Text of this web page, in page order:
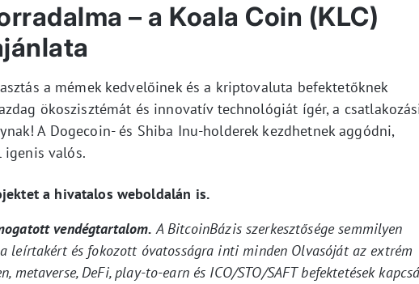
– a Koala Coin (KLC)
a mémek kedvelőinek és a kriptovaluta befektetőknek
ökoszisztémát és innovatív technológiát ígér, a
A Dogecoin- és Shiba Inu-holderek kezdhetnek aggódni,
igenis valós.
a hivatalos weboldalán is.
vendégtartalom. A BitcoinBázis szerkesztősége semmilyen
leírtakért és fokozott óvatosságra inti minden Olvasóját az extrém
metaverse, DeFi, play-to-earn és ICO/STO/SAFT befektetések